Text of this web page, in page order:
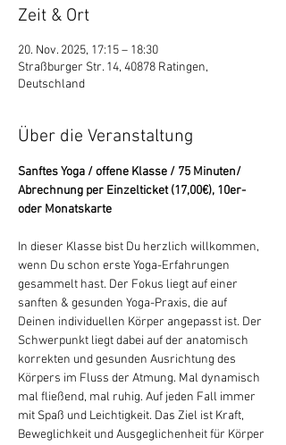
Zeit & Ort
20. Nov. 2025, 17:15 – 18:30
Straßburger Str. 14, 40878 Ratingen,
Deutschland
Über die Veranstaltung
Sanftes Yoga / offene Klasse / 75 Minuten/
Abrechnung per Einzelticket (17,00€), 10er-
oder Monatskarte
In dieser Klasse bist Du herzlich willkommen,
wenn Du schon erste Yoga-Erfahrungen
gesammelt hast. Der Fokus liegt auf einer
sanften & gesunden Yoga-Praxis, die auf
Deinen individuellen Körper angepasst ist. Der
Schwerpunkt liegt dabei auf der anatomisch
korrekten und gesunden Ausrichtung des
Körpers im Fluss der Atmung. Mal dynamisch
mal fließend, mal ruhig. Auf jeden Fall immer
mit Spaß und Leichtigkeit. Das Ziel ist Kraft,
Beweglichkeit und Ausgeglichenheit für Körper